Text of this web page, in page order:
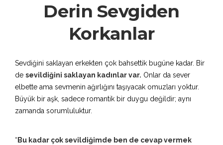
Derin Sevgiden
Korkanlar
Sevdiğini saklayan erkekten çok bahsettik bugüne kadar. Bir
de sevildiğini saklayan kadınlar var. Onlar da sever
elbette ama sevmenin ağırlığını taşıyacak omuzları yoktur.
Büyük bir aşk, sadece romantik bir duygu değildir; aynı
zamanda sorumluluktur.
“ Bu kadar çok sevildiğimde ben de cevap vermek